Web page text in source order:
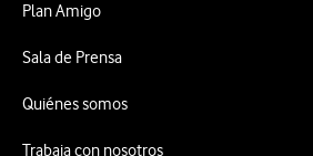
Plan Amigo
Sala de Prensa
Quiénes somos
Trabaja con nosotros